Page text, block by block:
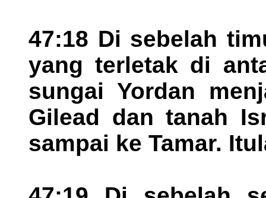
47:18 Di sebelah
yang terletak di
sungai Yordan
Gilead dan tanah
sampai ke Tamar.